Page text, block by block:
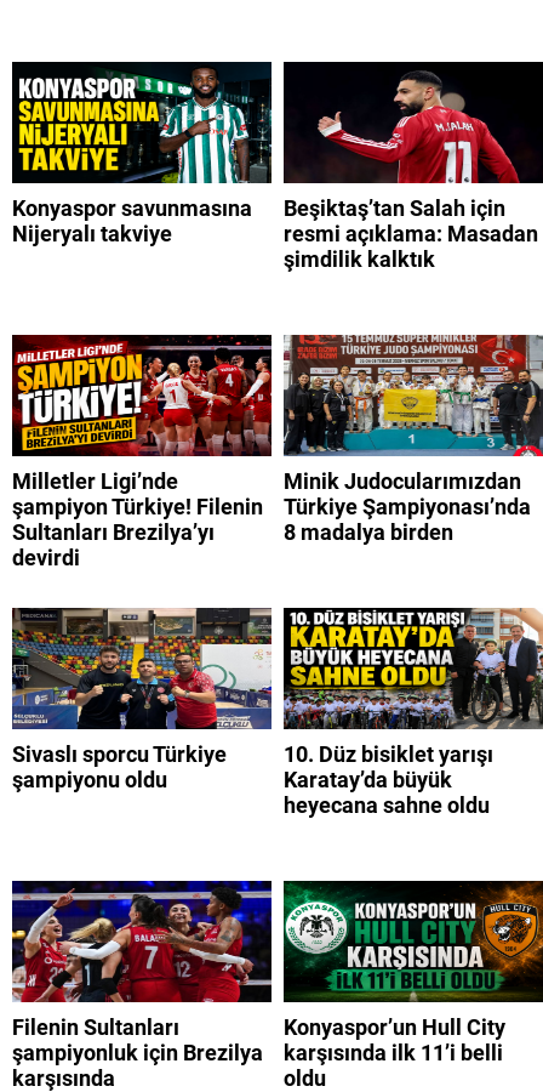
Konyaspor savunmasına
Nijeryalı takviye
Beşiktaş’tan Salah için
resmi açıklama: Masadan
şimdilik kalktık
Milletler Ligi’nde
şampiyon Türkiye! Filenin
Sultanları Brezilya’yı
devirdi
Minik Judocularımızdan
Türkiye Şampiyonası’nda
8 madalya birden
Sivaslı sporcu Türkiye
şampiyonu oldu
10. Düz bisiklet yarışı
Karatay’da büyük
heyecana sahne oldu
Filenin Sultanları
şampiyonluk için Brezilya
karşısında
Konyaspor’un Hull City
karşısında ilk 11’i belli
oldu